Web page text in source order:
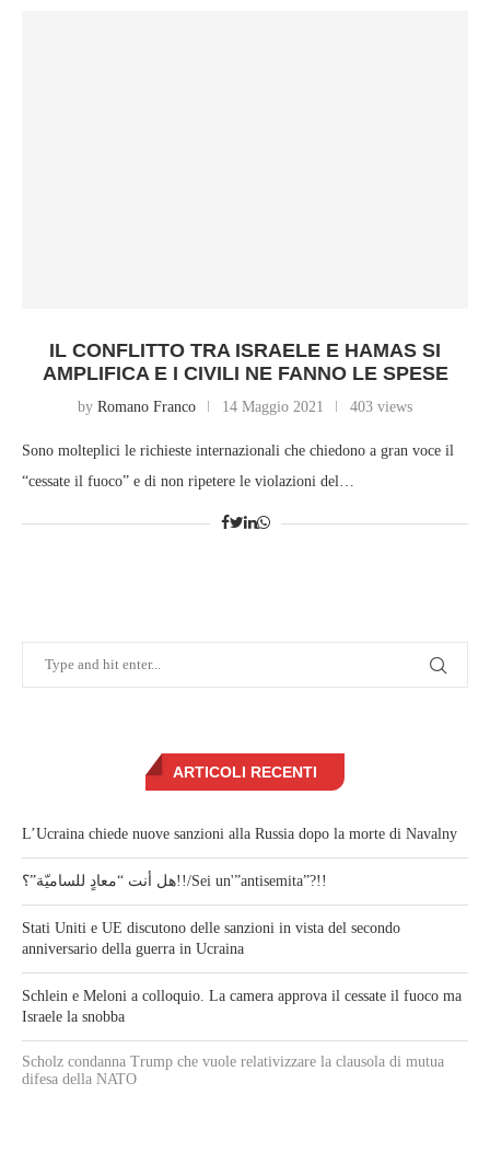
IL CONFLITTO TRA ISRAELE E HAMAS SI
AMPLIFICA E I CIVILI NE FANNO LE SPESE
by Romano Franco 14 Maggio 2021 403 views
Sono molteplici le richieste internazionali che chiedono a gran voce il
“cessate il fuoco” e di non ripetere le violazioni del…
ARTICOLI RECENTI
L’Ucraina chiede nuove sanzioni alla Russia dopo la morte di Navalny
هل أنت “معادٍ للساميّة”؟!!/Sei un'”antisemita”?!!
Stati Uniti e UE discutono delle sanzioni in vista del secondo
anniversario della guerra in Ucraina
Schlein e Meloni a colloquio. La camera approva il cessate il fuoco ma
Israele la snobba
Scholz condanna Trump che vuole relativizzare la clausola di mutua
difesa della NATO